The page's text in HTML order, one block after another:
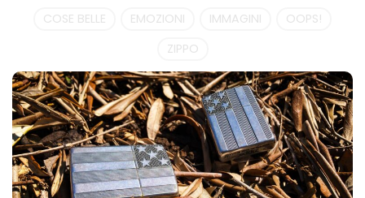
COSE BELLE EMOZIONI IMMAGINI
OOPS!
ZIPPO